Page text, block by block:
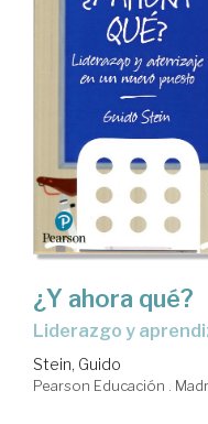
¿Y ahora qué?
liderazgo y
Stein, Guido
Pearson Educación .